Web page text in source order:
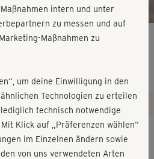
2
intern und unter
zu messen und auf
Maßnahmen zu
um deine Einwilligung in den
Technologien zu erteilen
technisch notwendige
Klick auf „Präferenzen wählen“
im Einzelnen ändern sowie
von uns verwendeten Arten